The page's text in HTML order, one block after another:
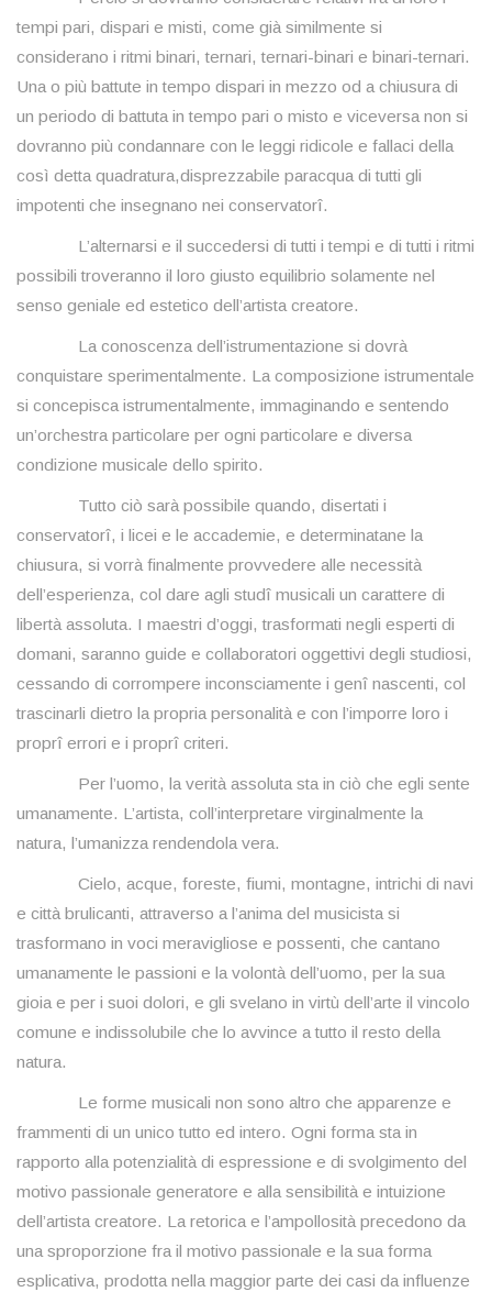
tempi pari, dispari e misti, come già similmente si
considerano i ritmi binari, ternari, ternari-binari e binari-ternari.
Una o più battute in tempo dispari in mezzo od a chiusura di
un periodo di battuta in tempo pari o misto e viceversa non si
dovranno più condannare con le leggi ridicole e fallaci della
così detta quadratura,disprezzabile paracqua di tutti gli
impotenti che insegnano nei conservatorî.
L’alternarsi e il succedersi di tutti i tempi e di tutti i ritmi
possibili troveranno il loro giusto equilibrio solamente nel
senso geniale ed estetico dell’artista creatore.
La conoscenza dell’istrumentazione si dovrà
conquistare sperimentalmente. La composizione istrumentale
si concepisca istrumentalmente, immaginando e sentendo
un’orchestra particolare per ogni particolare e diversa
condizione musicale dello spirito.
Tutto ciò sarà possibile quando, disertati i
conservatorî, i licei e le accademie, e determinatane la
chiusura, si vorrà finalmente provvedere alle necessità
dell’esperienza, col dare agli studî musicali un carattere di
libertà assoluta. I maestri d’oggi, trasformati negli esperti di
domani, saranno guide e collaboratori oggettivi degli studiosi,
cessando di corrompere inconsciamente i genî nascenti, col
trascinarli dietro la propria personalità e con l’imporre loro i
proprî errori e i proprî criteri.
Per l’uomo, la verità assoluta sta in ciò che egli sente
umanamente. L’artista, coll’interpretare virginalmente la
natura, l’umanizza rendendola vera.
Cielo, acque, foreste, fiumi, montagne, intrichi di navi
e città brulicanti, attraverso a l’anima del musicista si
trasformano in voci meravigliose e possenti, che cantano
umanamente le passioni e la volontà dell’uomo, per la sua
gioia e per i suoi dolori, e gli svelano in virtù dell’arte il vincolo
comune e indissolubile che lo avvince a tutto il resto della
natura.
Le forme musicali non sono altro che apparenze e
frammenti di un unico tutto ed intero. Ogni forma sta in
rapporto alla potenzialità di espressione e di svolgimento del
motivo passionale generatore e alla sensibilità e intuizione
dell’artista creatore. La retorica e l’ampollosità precedono da
una sproporzione fra il motivo passionale e la sua forma
esplicativa, prodotta nella maggior parte dei casi da influenze